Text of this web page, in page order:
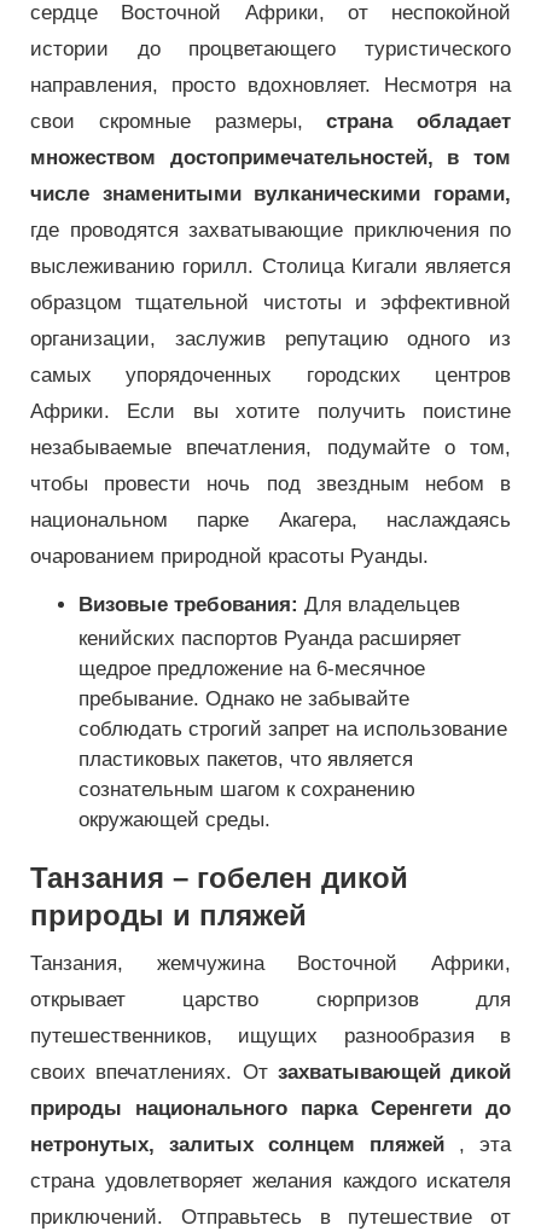
сердце Восточной Африки, от неспокойной
истории до процветающего туристического
направления, просто вдохновляет. Несмотря на
свои скромные размеры,страна обладает
множеством достопримечательностей, в том
числе знаменитыми вулканическими горами,
где проводятся захватывающие приключения по
выслеживанию горилл. Столица Кигали является
образцом тщательной чистоты и эффективной
организации, заслужив репутацию одного из
самых упорядоченных городских центров
Африки. Если вы хотите получить поистине
незабываемые впечатления, подумайте о том,
чтобы провести ночь под звездным небом в
национальном парке Акагера, наслаждаясь
очарованием природной красоты Руанды.
Визовые требования: Для владельцев
кенийских паспортов Руанда расширяет
щедрое предложение на 6-месячное
пребывание. Однако не забывайте
соблюдать строгий запрет на использование
пластиковых пакетов, что является
сознательным шагом к сохранению
окружающей среды.
Танзания – гобелен дикой
природы и пляжей
Танзания, жемчужина Восточной Африки,
открывает царство сюрпризов для
путешественников, ищущих разнообразия в
своих впечатлениях. От захватывающей дикой
природы национального парка Серенгети до
нетронутых, залитых солнцем пляжей , эта
страна удовлетворяет желания каждого искателя
приключений. Отправьтесь в путешествие от